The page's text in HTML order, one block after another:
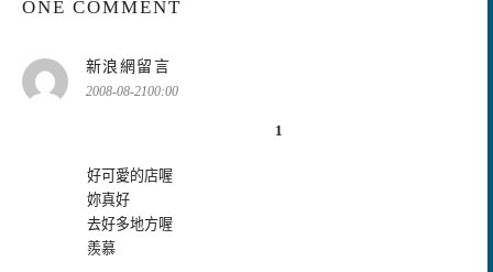
ONE COMMENT
新浪網留言
示:
2008-08-2100:00
1
好可愛的店喔
妳真好
去好多地方喔
羨慕